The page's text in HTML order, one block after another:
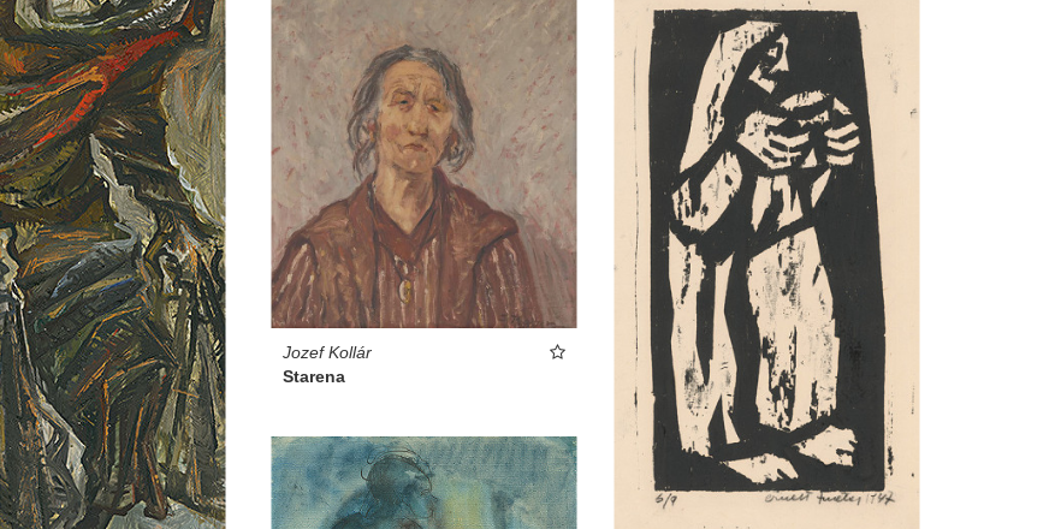
Jozef Kollár
Starena